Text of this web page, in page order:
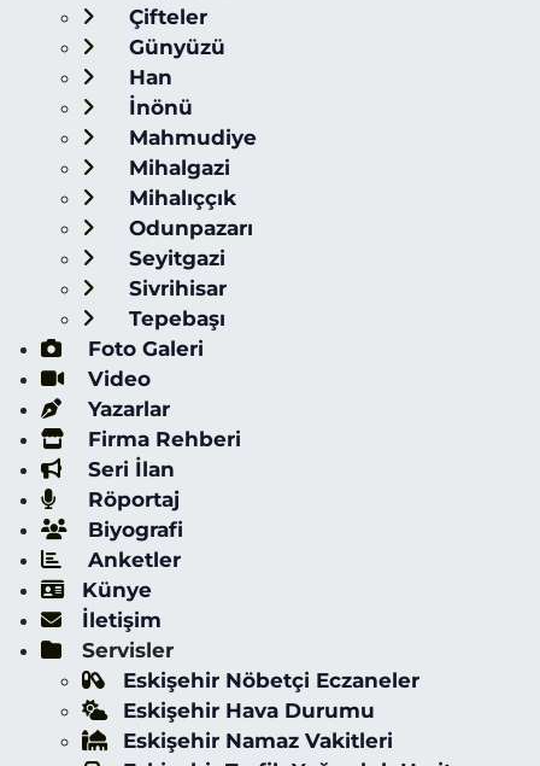
Çifteler
Günyüzü
Han
İnönü
Mahmudiye
Mihalgazi
Mihalıççık
Odunpazarı
Seyitgazi
Sivrihisar
Tepebaşı
Foto Galeri
Video
Yazarlar
Firma Rehberi
Seri İlan
Röportaj
Biyografi
Anketler
Künye
İletişim
Servisler
Eskişehir Nöbetçi Eczaneler
Eskişehir Hava Durumu
Eskişehir Namaz Vakitleri